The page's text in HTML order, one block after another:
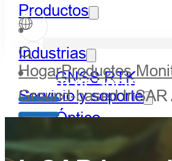
Productos
GNSS RTK
Óptico
Industrias
Servicio y soporte
Noticias y eventos
Centro de socios
HogarProductos
Ground-based